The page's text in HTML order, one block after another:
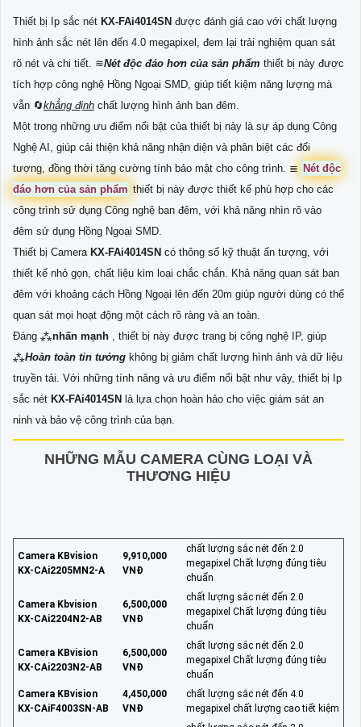
Thiết bị Ip sắc nét KX-FAi4014SN được đánh giá cao với chất lượng
hình ảnh sắc nét lên đến 4.0 megapixel, đem lại trải nghiệm quan sát
rõ nét và chi tiết. ≋Nét độc đáo hơn của sản phẩm thiết bị này được
tích hợp công nghệ Hồng Ngoại SMD, giúp tiết kiệm năng lượng mà
vẫn 🔄khẳng định chất lượng hình ảnh ban đêm.
Một trong những ưu điểm nổi bật của thiết bị này là sự áp dụng Công
Nghệ AI, giúp cải thiện khả năng nhận diện và phân biệt các đối
tượng, đồng thời tăng cường tính bảo mật cho công trình. ≣ Nét độc
đáo hơn của sản phẩm thiết bị này được thiết kế phù hợp cho các
công trình sử dụng Công nghệ ban đêm, với khả năng nhìn rõ vào
đêm sử dụng Hồng Ngoại SMD.
Thiết bị Camera KX-FAi4014SN có thông số kỹ thuật ấn tượng, với
thiết kế nhỏ gọn, chất liệu kim loại chắc chắn. Khả năng quan sát ban
đêm với khoảng cách Hồng Ngoại lên đến 20m giúp người dùng có thể
quan sát mọi hoạt động một cách rõ ràng và an toàn.
Đáng ⁂nhấn mạnh , thiết bị này được trang bị công nghệ IP, giúp
⁂Hoàn toàn tin tưởng không bị giảm chất lượng hình ảnh và dữ liệu
truyền tải. Với những tính năng và ưu điểm nổi bật như vậy, thiết bị Ip
sắc nét KX-FAi4014SN là lựa chọn hoàn hảo cho việc giám sát an
ninh và bảo vệ công trình của bạn.
NHỮNG MẪU CAMERA CÙNG LOẠI VÀ
THƯƠNG HIỆU
Camera KBvision
KX-CAi2205MN2-A
9,910,000
VNĐ
chất lượng sắc nét đến 2.0
megapixel Chất lượng đúng tiêu
chuẩn
Camera Kbvision
KX-CAi2204N2-AB
6,500,000
VNĐ
chất lượng sắc nét đến 2.0
megapixel Chất lượng đúng tiêu
chuẩn
Camera KBvision
KX-CAi2203N2-AB
6,500,000
VNĐ
chất lượng sắc nét đến 2.0
megapixel Chất lượng đúng tiêu
chuẩn
Camera KBvision
KX-CAiF4003SN-AB
4,450,000
VNĐ
chất lượng sắc nét đến 4.0
megapixel chất lượng cao tiết kiệm